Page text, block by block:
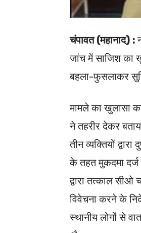
चंपावत (महानाद) :
जांच में साजिश का
बहला-फुसलाकर
मामले का खुलासा
ने तहरीर देकर
तीन व्यक्तियों
के तहत मुकदमा दर्ज
द्वारा तत्काल सीओ
विवेचना करने के
स्थानीय लोगों से